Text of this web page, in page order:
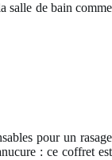
salle de bain comme
pour un rasage
: ce coffret est